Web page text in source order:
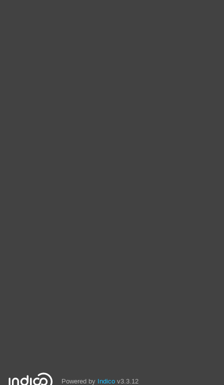
Powered by Indico v3.3.12